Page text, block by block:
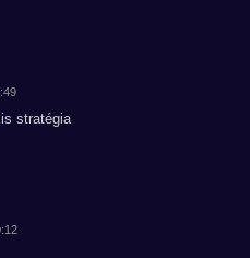
stratégia